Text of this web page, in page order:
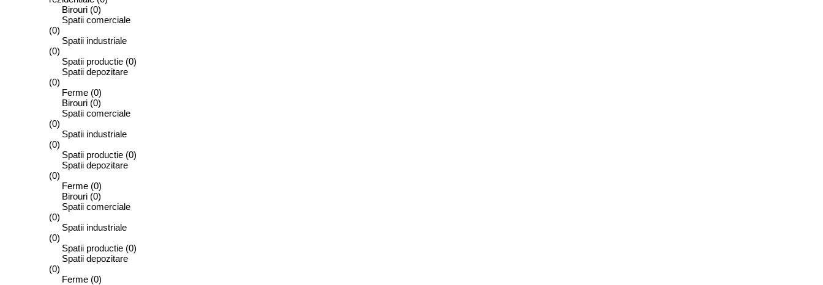
Birouri(0)
Spatii comerciale
(0)
Spatii industriale
(0)
Spatii productie(0)
Spatii depozitare
(0)
Ferme(0)
Birouri(0)
Spatii comerciale
(0)
Spatii industriale
(0)
Spatii productie(0)
Spatii depozitare
(0)
Ferme(0)
Birouri(0)
Spatii comerciale
(0)
Spatii industriale
(0)
Spatii productie(0)
Spatii depozitare
(0)
Ferme(0)